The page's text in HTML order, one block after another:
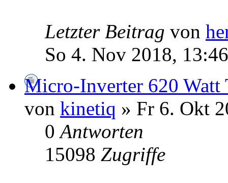
Letzter Beitrag von
So 4. Nov 2018, 13:46
Micro-Inverter 620 Watt
von kinetiq » Fr 6. Okt
0Antworten
15098 Zugriffe